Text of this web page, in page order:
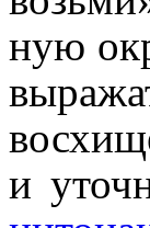
ную
и